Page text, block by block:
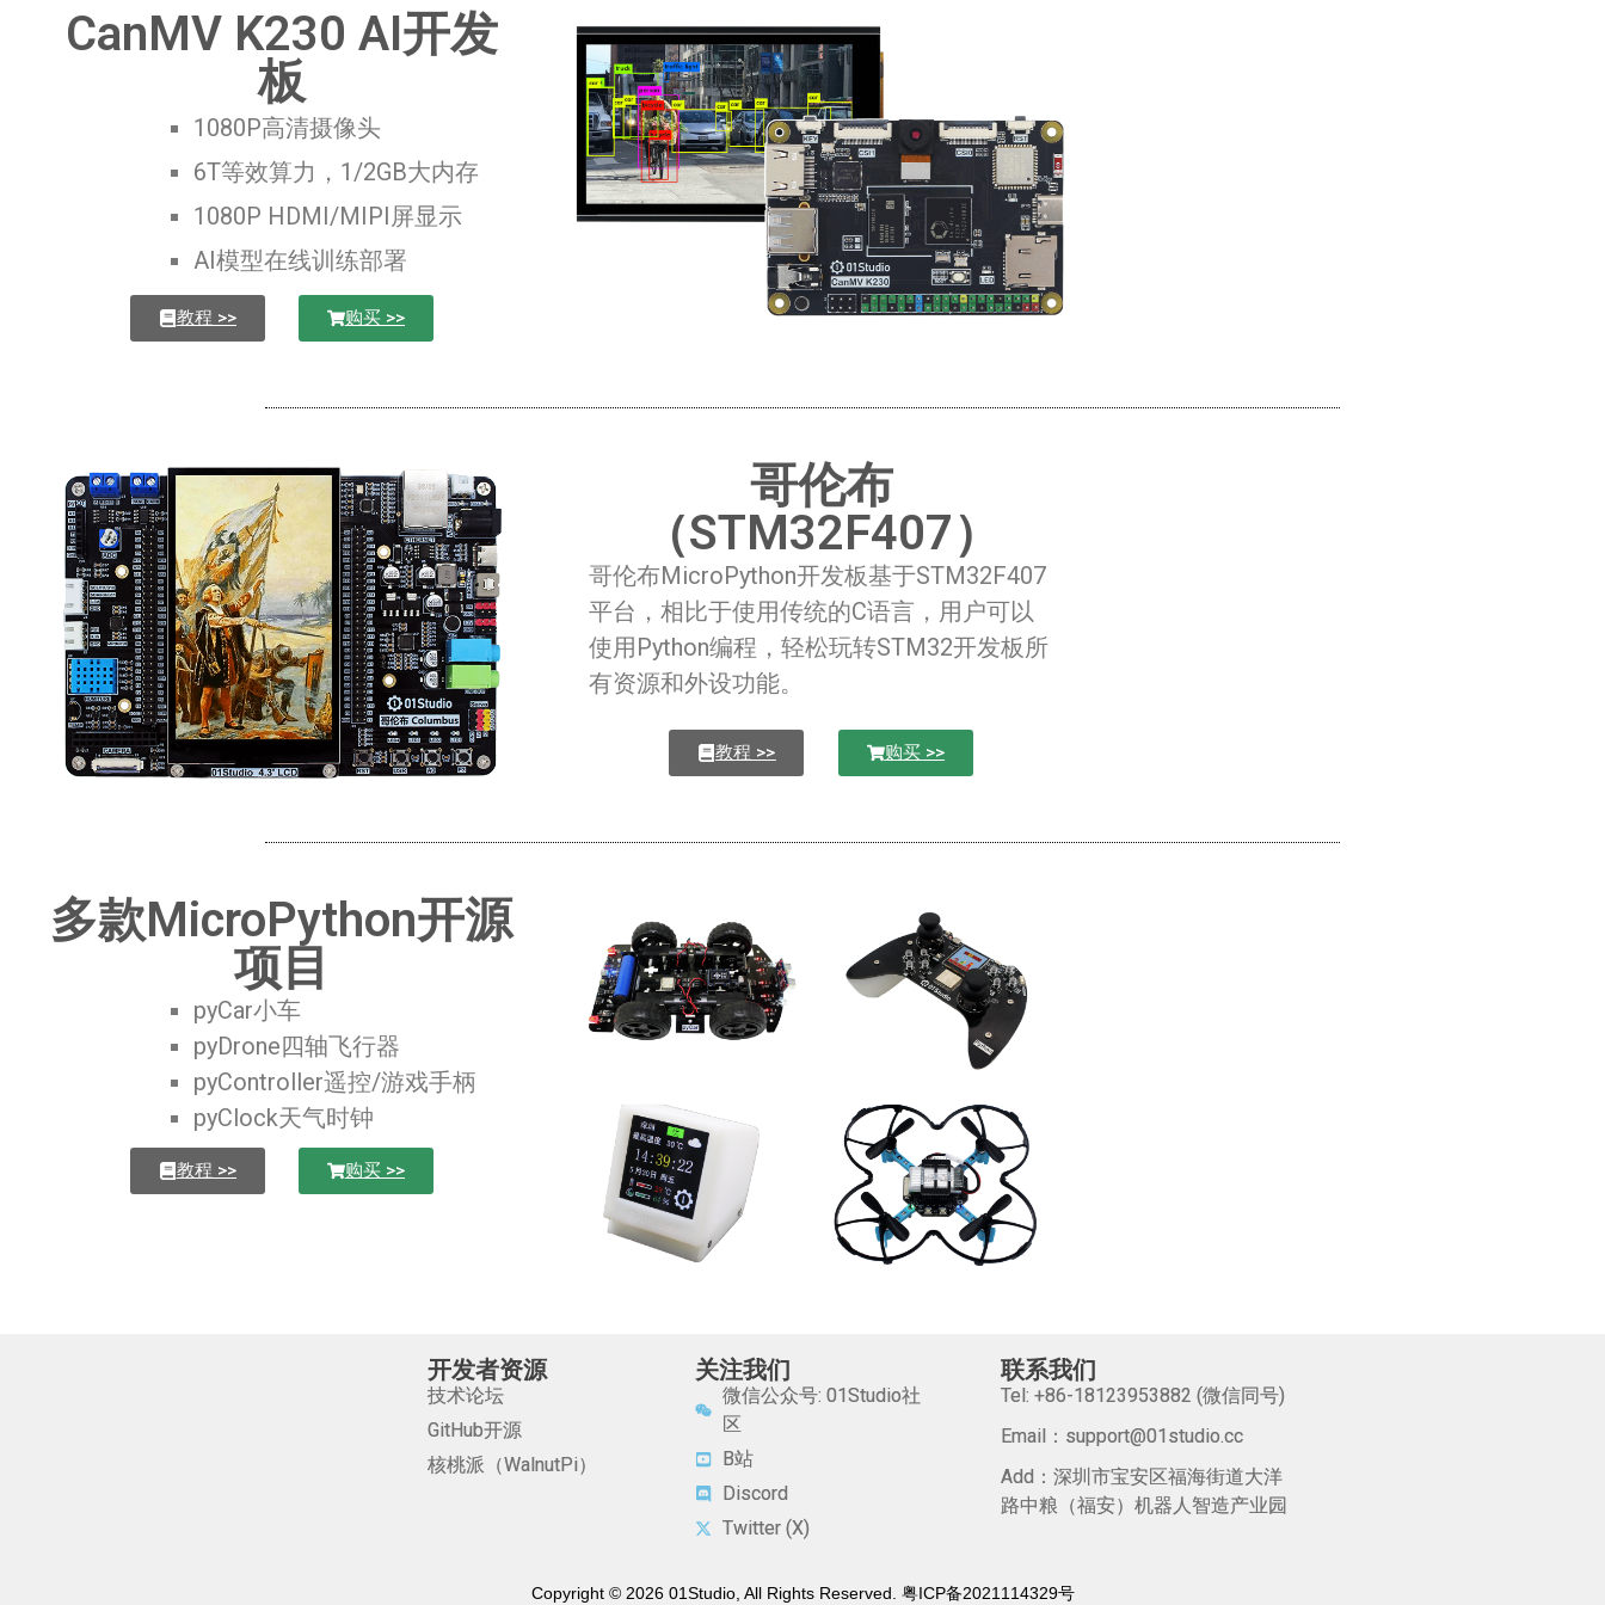
CanMV K230 AI开发
板
1080P高清摄像头
6T等效算力，1/2GB大内存
1080P HDMI/MIPI屏显示
AI模型在线训练部署
教程 >> 购买 >>
哥伦布
（STM32F407）
哥伦布MicroPython开发板基于STM32F407
平台，相比于使用传统的C语言，用户可以
使用Python编程，轻松玩转STM32开发板所
有资源和外设功能。
教程 >> 购买 >>
多款MicroPython开源
项目
pyCar小车
pyDrone四轴飞行器
pyController遥控/游戏手柄
pyClock天气时钟
教程 >> 购买 >>
开发者资源
技术论坛
GitHub开源
核桃派（WalnutPi）
关注我们
微信公众号: 01Studio社
区
B站
Discord
Twitter (X)
联系我们
Tel: +86-18123953882 (微信同号)
Email：support@01studio.cc
Add：深圳市宝安区福海街道大洋
路中粮（福安）机器人智造产业园
Copyright © 2026 01Studio, All Rights Reserved. 粤ICP备2021114329号